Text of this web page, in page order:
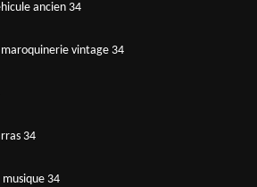
ancien 34
vintage 34
34
34